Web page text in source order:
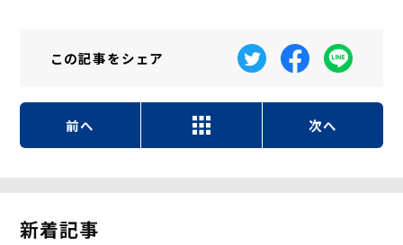
この記事をシェア
前へ 次へ
新着記事